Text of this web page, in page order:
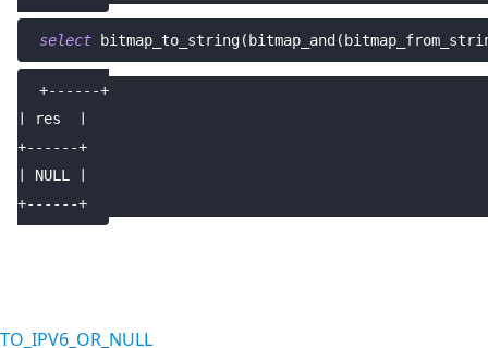
select bitmap_to_string( bitmap_and (
+------+
| res  |
+------+
| NULL |
+------+
TO_IPV6_OR_NULL